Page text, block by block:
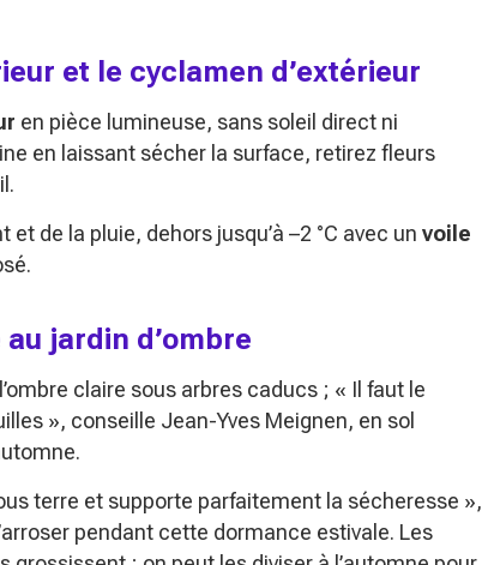
et le cyclamen d’extérieur
en pièce lumineuse, sans soleil direct ni
en laissant sécher la surface, retirez fleurs
de la pluie, dehors jusqu’à –2 °C avec un voile
jardin d’ombre
claire sous arbres caducs ; « Il faut le
», conseille Jean-Yves Meignen, en sol
terre et supporte parfaitement la sécheresse »,
pendant cette dormance estivale. Les